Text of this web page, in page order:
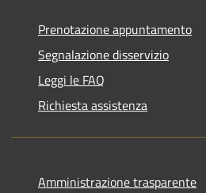
Prenotazione appuntamento
Segnalazione disservizio
Leggi le FAQ
Richiesta assistenza
Amministrazione trasparente